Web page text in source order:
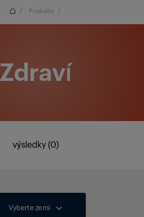
/ Produkty /
Zdraví
výsledky (0)
Vyberte zemi